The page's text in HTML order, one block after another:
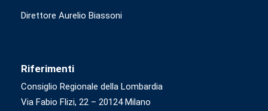
Direttore Aurelio Biassoni
Riferimenti
Consiglio Regionale della Lombardia
Via Fabio Flizi, 22 – 20124 Milano